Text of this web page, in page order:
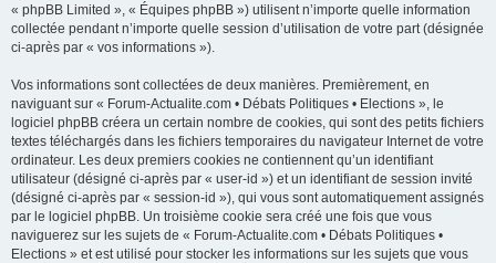
« phpBB Limited », « Équipes phpBB ») utilisent n’importe quelle information
collectée pendant n’importe quelle session d’utilisation de votre part (désignée
ci-après par « vos informations »).
Vos informations sont collectées de deux manières. Premièrement, en
naviguant sur « Forum-Actualite.com • Débats Politiques • Elections », le
logiciel phpBB créera un certain nombre de cookies, qui sont des petits fichiers
textes téléchargés dans les fichiers temporaires du navigateur Internet de votre
ordinateur. Les deux premiers cookies ne contiennent qu’un identifiant
utilisateur (désigné ci-après par « user-id ») et un identifiant de session invité
(désigné ci-après par « session-id »), qui vous sont automatiquement assignés
par le logiciel phpBB. Un troisième cookie sera créé une fois que vous
naviguerez sur les sujets de « Forum-Actualite.com • Débats Politiques •
Elections » et est utilisé pour stocker les informations sur les sujets que vous